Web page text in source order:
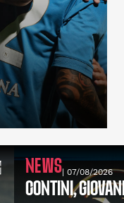
NEWS| 07/08/2026
CONTINI,